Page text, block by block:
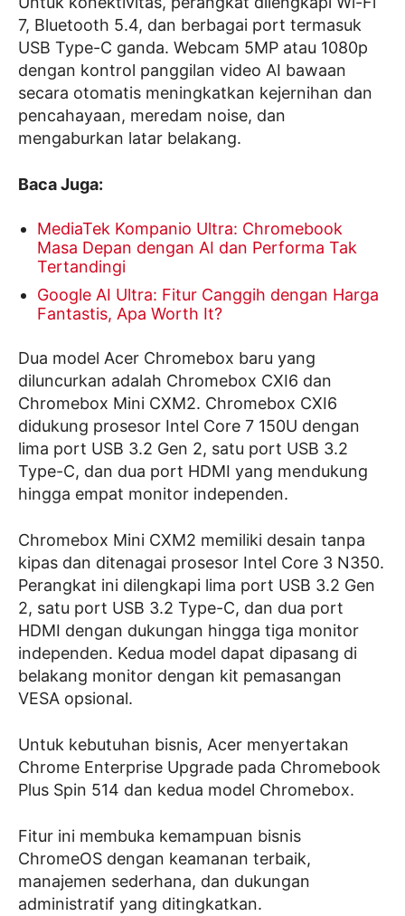
7, Bluetooth 5.4, dan berbagai port termasuk
USB Type-C ganda. Webcam 5MP atau 1080p
dengan kontrol panggilan video AI bawaan
secara otomatis meningkatkan kejernihan dan
pencahayaan, meredam noise, dan
mengaburkan latar belakang.
Baca Juga:
MediaTek Kompanio Ultra: Chromebook
Masa Depan dengan AI dan Performa Tak
Tertandingi
Google AI Ultra: Fitur Canggih dengan Harga
Fantastis, Apa Worth It?
Dua model Acer Chromebox baru yang
diluncurkan adalah Chromebox CXI6 dan
Chromebox Mini CXM2. Chromebox CXI6
didukung prosesor Intel Core 7 150U dengan
lima port USB 3.2 Gen 2, satu port USB 3.2
Type-C, dan dua port HDMI yang mendukung
hingga empat monitor independen.
Chromebox Mini CXM2 memiliki desain tanpa
kipas dan ditenagai prosesor Intel Core 3 N350.
Perangkat ini dilengkapi lima port USB 3.2 Gen
2, satu port USB 3.2 Type-C, dan dua port
HDMI dengan dukungan hingga tiga monitor
independen. Kedua model dapat dipasang di
belakang monitor dengan kit pemasangan
VESA opsional.
Untuk kebutuhan bisnis, Acer menyertakan
Chrome Enterprise Upgrade pada Chromebook
Plus Spin 514 dan kedua model Chromebox.
Fitur ini membuka kemampuan bisnis
ChromeOS dengan keamanan terbaik,
manajemen sederhana, dan dukungan
administratif yang ditingkatkan.